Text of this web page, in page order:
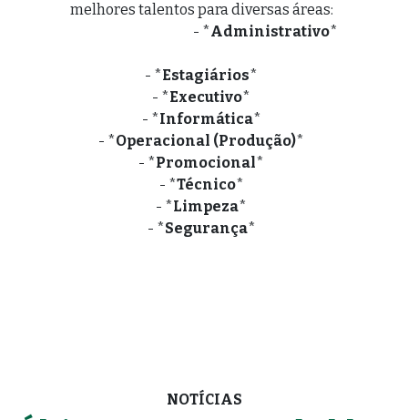
melhores talentos para diversas áreas:
- *Administrativo*
- *Estagiários*
- *Executivo*
- *Informática*
- *Operacional (Produção)*
- *Promocional*
- *Técnico*
- *Limpeza*
- *Segurança*
NOTÍCIAS